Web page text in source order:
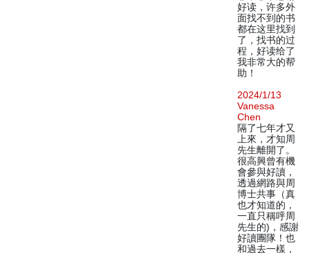
好读，许多外
面找不到的书
都在这里找到
了，找书的过
程，好读给了
我非常大的帮
助！
2024/1/13
Vanessa
Chen
隔了七年才又
上來，才知周
先生離開了。
很高興曾有機
會參與好讀，
透過網路與周
博士共事（真
也才知道的，
一直只稱呼周
先生的)，感謝
好讀團隊！也
和過去一樣，